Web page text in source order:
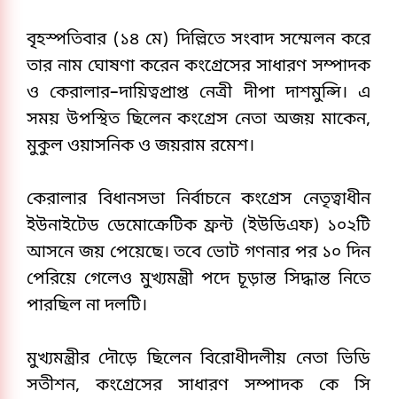
বৃহস্পতিবার (১৪ মে) দিল্লিতে সংবাদ সম্মেলন করে
তার নাম ঘোষণা করেন কংগ্রেসের সাধারণ সম্পাদক
ও কেরালার–দায়িত্বপ্রাপ্ত নেত্রী দীপা দাশমুন্সি। এ
সময় উপস্থিত ছিলেন কংগ্রেস নেতা অজয় মাকেন,
মুকুল ওয়াসনিক ও জয়রাম রমেশ।
কেরালার বিধানসভা নির্বাচনে কংগ্রেস নেতৃত্বাধীন
ইউনাইটেড ডেমোক্রেটিক ফ্রন্ট (ইউডিএফ) ১০২টি
আসনে জয় পেয়েছে। তবে ভোট গণনার পর ১০ দিন
পেরিয়ে গেলেও মুখ্যমন্ত্রী পদে চূড়ান্ত সিদ্ধান্ত নিতে
পারছিল না দলটি।
মুখ্যমন্ত্রীর দৌড়ে ছিলেন বিরোধীদলীয় নেতা ভিডি
সতীশন, কংগ্রেসের সাধারণ সম্পাদক কে সি